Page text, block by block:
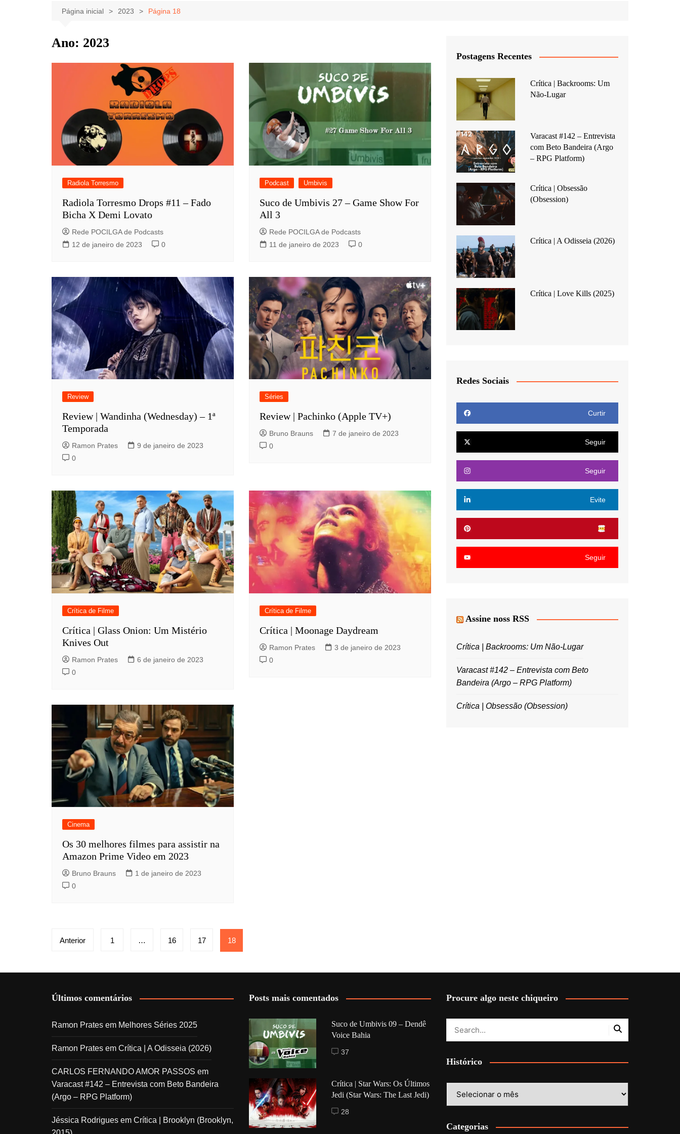
Celebridades
Música
Clássicos
Página inicial 2023 Página 18
Ano: 2023
Radiola Torresmo
Radiola Torresmo Drops #11 – Fado
Bicha X Demi Lovato
Rede POCILGA de Podcasts
12 de janeiro de 2023
0
Podcast Umbivis
Suco de Umbivis 27 – Game Show For
All 3
Rede POCILGA de Podcasts
11 de janeiro de 2023
0
Review
Review | Wandinha (Wednesday) – 1ª
Temporada
Ramon Prates
9 de janeiro de 2023
0
Séries
Review | Pachinko (Apple TV+)
Bruno Brauns
7 de janeiro de 2023
0
Crítica de Filme
Crítica | Glass Onion: Um Mistério
Knives Out
Ramon Prates
6 de janeiro de 2023
0
Crítica de Filme
Crítica | Moonage Daydream
Ramon Prates
3 de janeiro de 2023
0
Cinema
Os 30 melhores filmes para assistir na
Amazon Prime Video em 2023
Bruno Brauns
1 de janeiro de 2023
0
Paginação
posts
Anterior 1 … 16 17 18
Postagens Recentes
Crítica | Backrooms: Um
Não-Lugar
Varacast #142 – Entrevista
com Beto Bandeira (Argo
– RPG Platform)
Crítica | Obsessão
(Obsession)
Crítica | A Odisseia (2026)
Crítica | Love Kills (2025)
Redes Sociais
Curtir
Seguir
Seguir
Evite
Seguir
Assine noss RSS
Crítica | Backrooms: Um Não-Lugar
Varacast #142 – Entrevista com Beto
Bandeira (Argo – RPG Platform)
Crítica | Obsessão (Obsession)
Últimos comentários
Ramon Prates em Melhores Séries 2025
Ramon Prates em Crítica | A Odisseia (2026)
CARLOS FERNANDO AMOR PASSOS em
Varacast #142 – Entrevista com Beto Bandeira
(Argo – RPG Platform)
Jéssica Rodrigues em Crítica | Brooklyn (Brooklyn,
Posts mais comentados
Suco de Umbivis 09 – Dendê
Voice Bahia
37
Crítica | Star Wars: Os Últimos
Jedi (Star Wars: The Last Jedi)
28
Procure algo neste chiqueiro
Histórico
Categorias